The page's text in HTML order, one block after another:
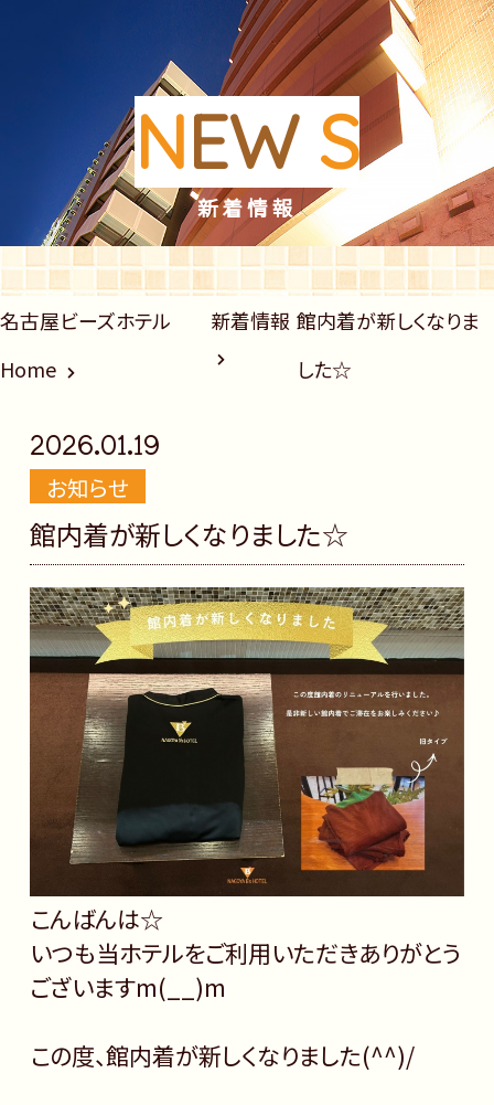
NEW S
新着情報
名古屋ビーズホテル
Home
新着情報 館内着が新しくなりま
した☆
2026.01.19
お知らせ
館内着が新しくなりました☆
こんばんは☆
いつも当ホテルをご利用いただきありがとう
ございますm(__)m
この度、館内着が新しくなりました(^^)/